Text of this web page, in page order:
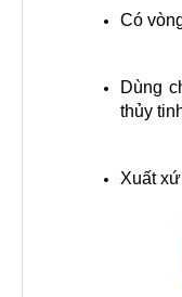
Có
Dùng
thủy
Xuất